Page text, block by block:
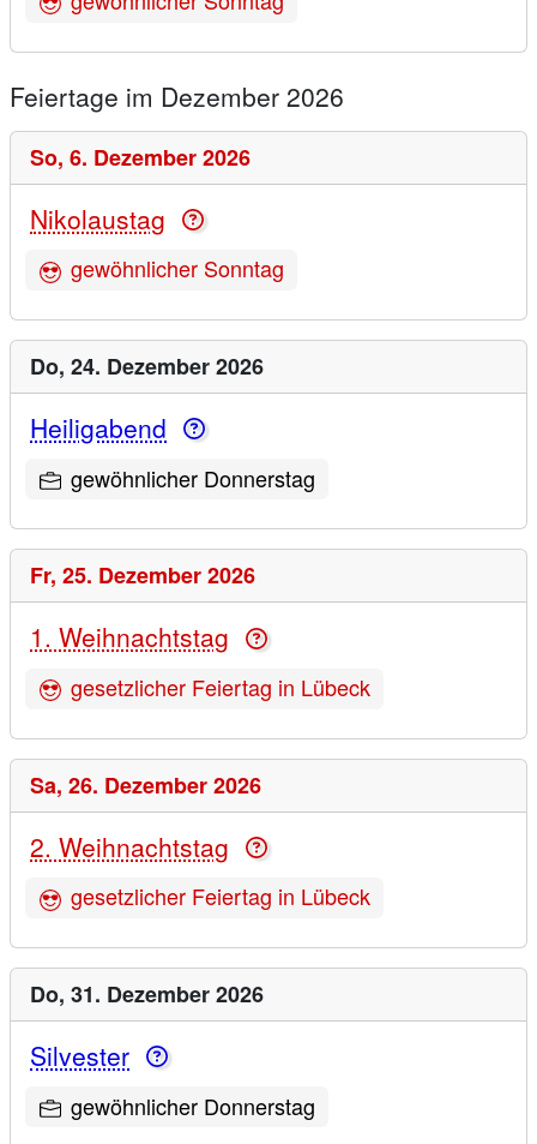
Feiertage im Dezember 2026
So, 6. Dezember 2026
Nikolaustag
gewöhnlicher Sonntag
Do, 24. Dezember 2026
Heiligabend
gewöhnlicher Donnerstag
Fr, 25. Dezember 2026
1. Weihnachtstag
gesetzlicher Feiertag in Lübeck
Sa, 26. Dezember 2026
2. Weihnachtstag
gesetzlicher Feiertag in Lübeck
Do, 31. Dezember 2026
Silvester
gewöhnlicher Donnerstag